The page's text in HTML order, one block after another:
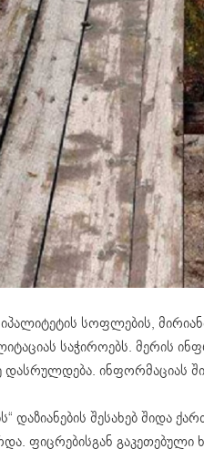
სოფლების,
საჭიროებს. მერის
დასრულდება. ინფორმაციას
დაზიანების შესახებ
ფიცრებისგან გაკეთებული